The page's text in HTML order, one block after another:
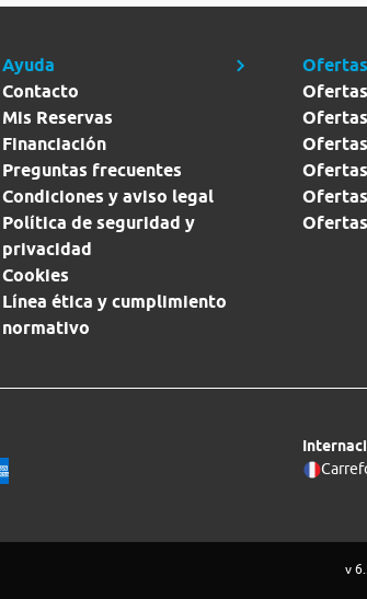
Ayuda
Contacto
Mis Reservas
Financiación
Preguntas frecuentes
Condiciones y aviso legal
Política de seguridad y
privacidad
Cookies
Línea ética y cumplimiento
normativo
v